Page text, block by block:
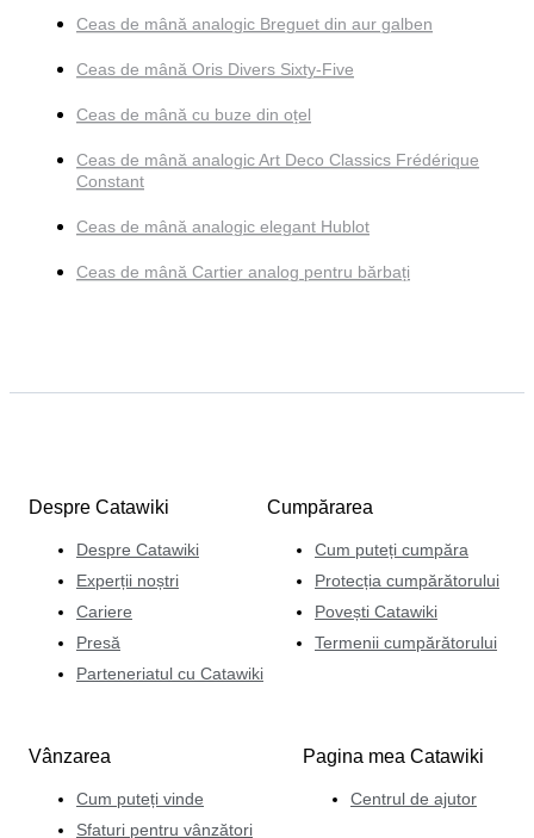
Ceas de mână analogic Breguet din aur galben
Ceas de mână Oris Divers Sixty-Five
Ceas de mână cu buze din oțel
Ceas de mână analogic Art Deco Classics Frédérique
Constant
Ceas de mână analogic elegant Hublot
Ceas de mână Cartier analog pentru bărbați
Despre Catawiki
Despre Catawiki
Experții noștri
Cariere
Presă
Parteneriatul cu Catawiki
Cumpărarea
Cum puteți cumpăra
Protecția cumpărătorului
Povești Catawiki
Termenii cumpărătorului
Vânzarea
Cum puteți vinde
Sfaturi pentru vânzători
Pagina mea Catawiki
Centrul de ajutor